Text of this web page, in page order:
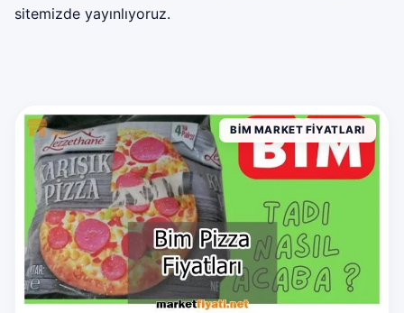
sitemizde yayınlıyoruz.
BIM MARKET FIYATLARI